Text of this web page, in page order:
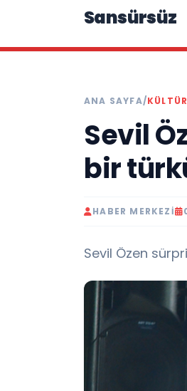
Sansürsüz
ANA SAYFA/
Sevil
bir
HABER MERKEZI
Sevil Özen